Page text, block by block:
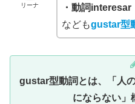
リーナ
・動詞interesar
などもgustar型
gustar型動詞とは、「人
にならない」